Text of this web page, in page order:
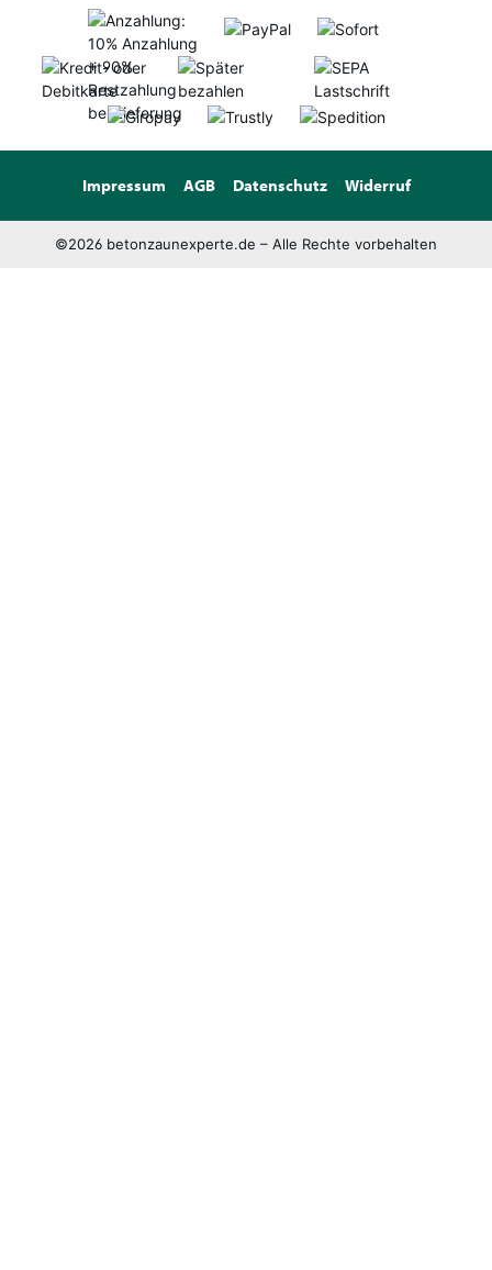
Impressum AGB Datenschutz Widerruf
©2026 betonzaunexperte.de – Alle Rechte vorbehalten